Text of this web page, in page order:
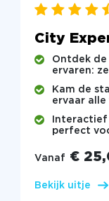
City
Ontdek
ervaren:
Kam de
ervaar alle
perfect
Vanaf €
Bekijk uitje